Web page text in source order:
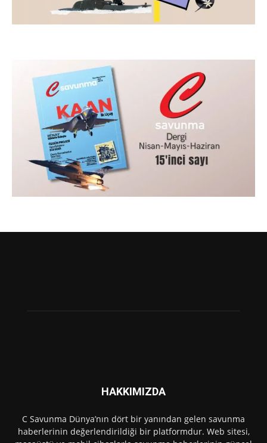
HAKKIMIZDA
C Savunma Dünya’nın dört bir yanından gelen savunma
haberlerinin değerlendirildiği bir platformdur. Web sitesi,